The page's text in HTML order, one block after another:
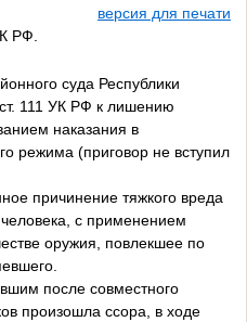
РФ.
версия для печати
суда Республики
111 УК РФ к лишению
наказания в
режима (приговор не вступил
причинение тяжкого вреда
с применением
оружия, повлекшее по
после совместного
произошла ссора, в ходе